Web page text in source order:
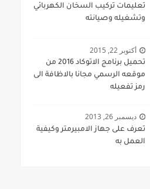
تعليمات تركيب السخان الكهربائي
وتشغيله وصيانته
أكتوبر 22, 2015
تحميل برنامج الاتوكاد 2016 من
موقعه الرسمي مجانا بالاظافة الى
رمز تفعيله
ديسمبر 26, 2013
تعرف على جهاز الامبيرمتر وكيفية
العمل به